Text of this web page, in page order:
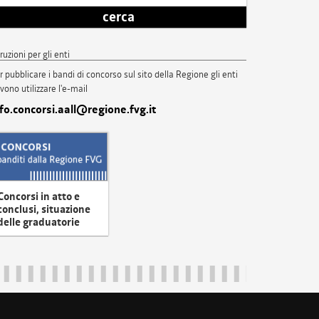
cerca
per gli enti
pubblicare i bandi di concorso sul sito della Regione gli enti
utilizzare l'e-mail
in atto e
situazione
graduatorie